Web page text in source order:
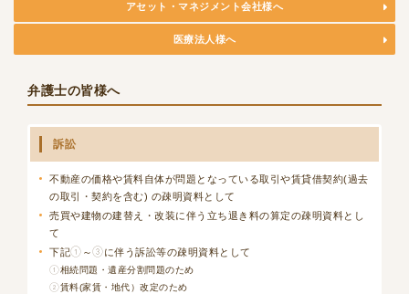
アセット・マネジメント会社様へ
医療法人様へ
弁護士の皆様へ
訴訟
不動産の価格や賃料自体が問題となっている取引や賃貸借契約(過去
の取引・契約を含む) の疎明資料として
売買や建物の建替え・改装に伴う立ち退き料の算定の疎明資料とし
て
下記①～③に伴う訴訟等の疎明資料として
①相続問題・遺産分割問題のため
②賃料(家賃・地代）改定のため